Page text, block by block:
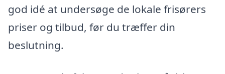
god idé at undersøge de lokale frisørers
priser og tilbud, før du træffer din
beslutning.